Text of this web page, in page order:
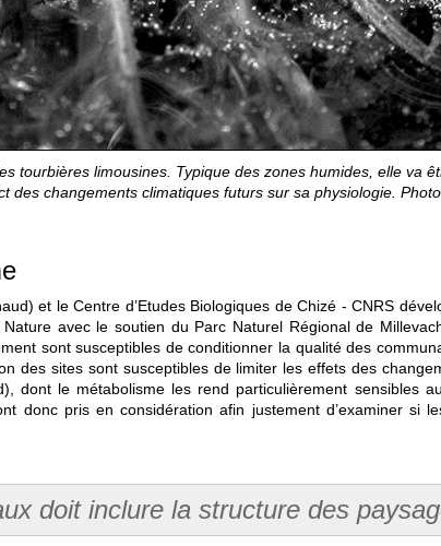
tourbières limousines. Typique des zones humides, elle va
des changements climatiques futurs sur sa physiologie.
et le Centre d’Etudes Biologiques de Chizé - CNRS
avec le soutien du Parc Naturel Régional de
sont susceptibles de conditionner la qualité des
des sites sont susceptibles de limiter les effets des
dont le métabolisme les rend particulièrement sensibles
donc pris en considération afin justement d’examiner si
doit inclure la structure des